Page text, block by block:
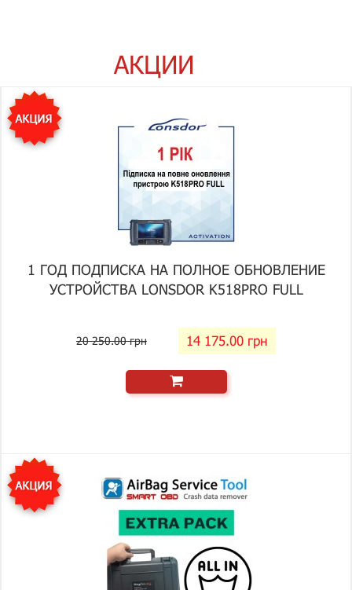
АКЦИИ
1 ГОД ПОДПИСКА НА ПОЛНОЕ ОБНОВЛЕНИЕ
УСТРОЙСТВА LONSDOR K518PRO FULL
20 250.00 грн 14 175.00 грн